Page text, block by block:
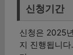
신청기간
신청은 2025
지 진행됩니